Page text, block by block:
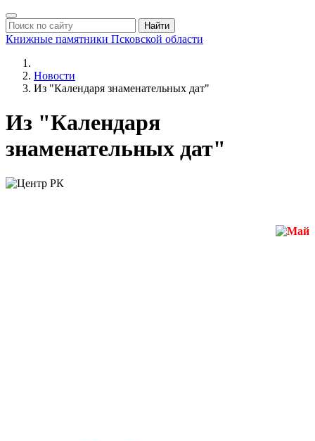
Найти
Книжные памятники Псковской области
Новости
Из "Календаря знаменательных дат"
Из "Календаря
знаменательных дат"